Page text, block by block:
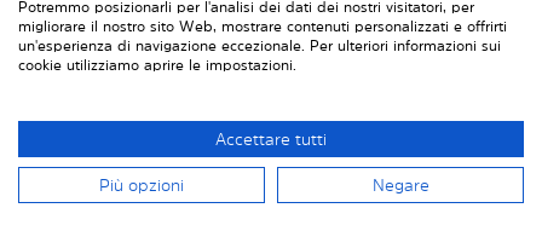
Robert
INSTALLAZIONE DI SOLARPLEXIUS
Potremmo posizionarli per l'analisi dei dati dei nostri visitatori, per
migliorare il nostro sito Web, mostrare contenuti personalizzati e offrirti
un'esperienza di navigazione eccezionale. Per ulteriori informazioni sui
cookie utilizziamo aprire le impostazioni.
Accettare tutti
Più opzioni Negare